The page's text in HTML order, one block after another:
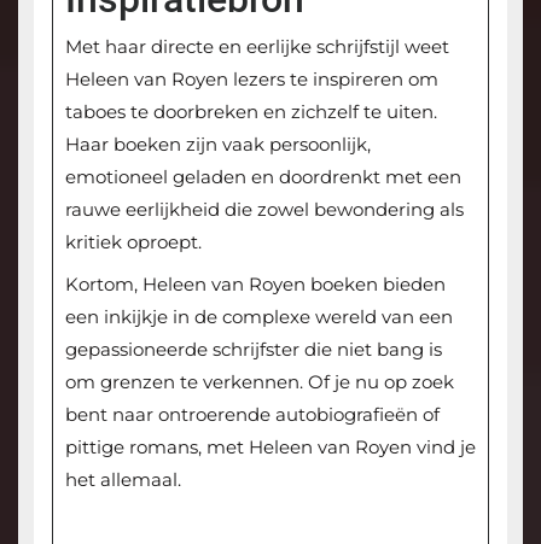
Met haar directe en eerlijke schrijfstijl weet
Heleen van Royen lezers te inspireren om
taboes te doorbreken en zichzelf te uiten.
Haar boeken zijn vaak persoonlijk,
emotioneel geladen en doordrenkt met een
rauwe eerlijkheid die zowel bewondering als
kritiek oproept.
Kortom, Heleen van Royen boeken bieden
een inkijkje in de complexe wereld van een
gepassioneerde schrijfster die niet bang is
om grenzen te verkennen. Of je nu op zoek
bent naar ontroerende autobiografieën of
pittige romans, met Heleen van Royen vind je
het allemaal.